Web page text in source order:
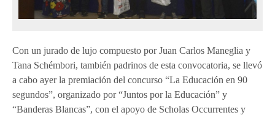
Con un jurado de lujo compuesto por Juan Carlos Maneglia y
Tana Schémbori, también padrinos de esta convocatoria, se llevó
a cabo ayer la premiación del concurso “La Educación en 90
segundos”, organizado por “Juntos por la Educación” y
“Banderas Blancas”, con el apoyo de Scholas Occurrentes y